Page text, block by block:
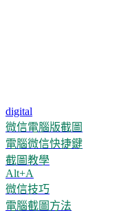
digital
微信電腦版截圖
電腦微信快捷鍵
截圖教學
Alt+A
微信技巧
電腦截圖方法